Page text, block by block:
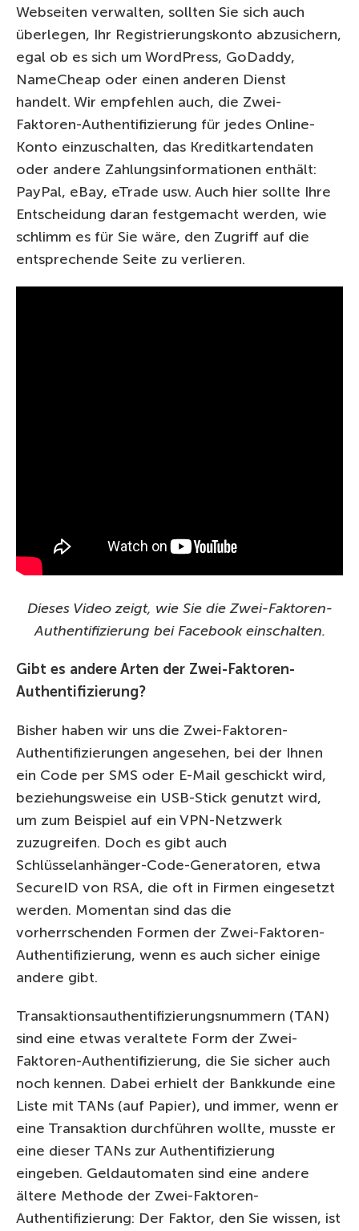
Webseiten verwalten, sollten Sie sich auch
überlegen, Ihr Registrierungskonto abzusichern,
egal ob es sich um WordPress, GoDaddy,
NameCheap oder einen anderen Dienst
handelt. Wir empfehlen auch, die Zwei-
Faktoren-Authentifizierung für jedes Online-
Konto einzuschalten, das Kreditkartendaten
oder andere Zahlungsinformationen enthält:
PayPal, eBay, eTrade usw. Auch hier sollte Ihre
Entscheidung daran festgemacht werden, wie
schlimm es für Sie wäre, den Zugriff auf die
entsprechende Seite zu verlieren.
Dieses Video zeigt, wie Sie die Zwei-Faktoren-
Authentifizierung bei Facebook einschalten.
Gibt es andere Arten der Zwei-Faktoren-
Authentifizierung?
Bisher haben wir uns die Zwei-Faktoren-
Authentifizierungen angesehen, bei der Ihnen
ein Code per SMS oder E-Mail geschickt wird,
beziehungsweise ein USB-Stick genutzt wird,
um zum Beispiel auf ein VPN-Netzwerk
zuzugreifen. Doch es gibt auch
Schlüsselanhänger-Code-Generatoren, etwa
SecureID von RSA, die oft in Firmen eingesetzt
werden. Momentan sind das die
vorherrschenden Formen der Zwei-Faktoren-
Authentifizierung, wenn es auch sicher einige
andere gibt.
Transaktionsauthentifizierungsnummern (TAN)
sind eine etwas veraltete Form der Zwei-
Faktoren-Authentifizierung, die Sie sicher auch
noch kennen. Dabei erhielt der Bankkunde eine
Liste mit TANs (auf Papier), und immer, wenn er
eine Transaktion durchführen wollte, musste er
eine dieser TANs zur Authentifizierung
eingeben. Geldautomaten sind eine andere
ältere Methode der Zwei-Faktoren-
Authentifizierung: Der Faktor, den Sie wissen, ist